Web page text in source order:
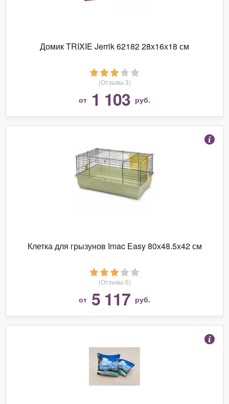
Домик TRIXIE Jerrik 62182 28х16х18 см
(Отзывы 3)
от 1 103 руб.
Клетка для грызунов Imac Easy 80х48.5х42 см
(Отзывы 5)
от 5 117 руб.